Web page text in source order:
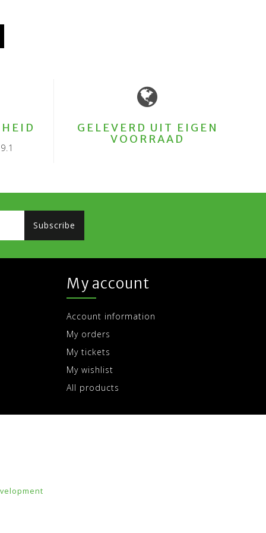
GELEVERD UIT EIGEN
VOORRAAD
Subscribe
My account
Account information
My orders
My tickets
My wishlist
All products